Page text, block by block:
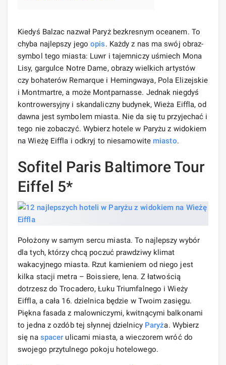
Kiedyś Balzac nazwał Paryż bezkresnym oceanem. To
chyba najlepszy jegoopis. Każdy z nas ma swój obraz-
symbol tego miasta: Luwr i tajemniczy uśmiech Mona
Lisy, gargulce Notre Dame, obrazy wielkich artystów
czy bohaterów Remarque i Hemingwaya, Pola Elizejskie
i Montmartre, a może Montparnasse. Jednak niegdyś
kontrowersyjny i skandaliczny budynek, Wieża Eiffla, od
dawna jest symbolem miasta. Nie da się tu przyjechać i
tego nie zobaczyć. Wybierz hotele w Paryżu z widokiem
na Wieżę Eiffla i odkryj to niesamowite miasto.
Sofitel Paris Baltimore Tour
Eiffel 5*
Położony w samym sercu miasta. To najlepszy wybór
dla tych, którzy chcą poczuć prawdziwy klimat
wakacyjnego miasta. Rzut kamieniem od niego jest
kilka stacji metra – Boissiere, Iena. Z łatwością
dotrzesz do Trocadero, Łuku Triumfalnego i Wieży
Eiffla, a cała 16. dzielnica będzie w Twoim zasięgu.
Piękna fasada z malowniczymi, kwitnącymi balkonami
to jedna z ozdób tej słynnej dzielnicy Paryża. Wybierz
się na spacer ulicami miasta, a wieczorem wróć do
swojego przytulnego pokoju hotelowego.